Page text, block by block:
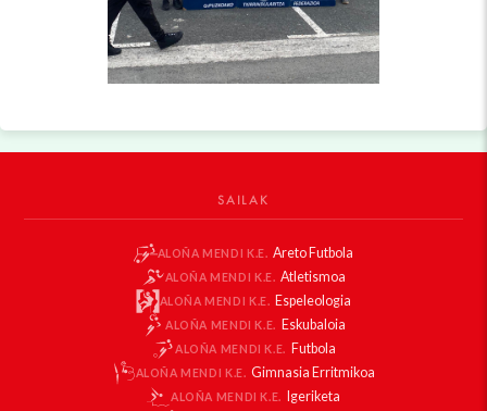
SAILAK
ALOÑA MENDI K.E. Areto Futbola
ALOÑA MENDI K.E. Atletismoa
ALOÑA MENDI K.E. Espeleologia
ALOÑA MENDI K.E. Eskubaloia
ALOÑA MENDI K.E. Futbola
ALOÑA MENDI K.E. Gimnasia Erritmikoa
ALOÑA MENDI K.E. Igeriketa